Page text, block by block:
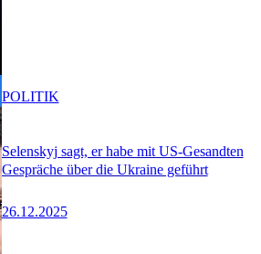
Selenskyj sagt, er habe mit US-Gesandten
Gespräche über die Ukraine geführt
26.12.2025
POLITIK